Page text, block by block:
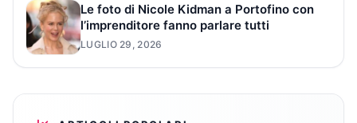
Le foto di Nicole Kidman a Portofino con
l’imprenditore fanno parlare tutti
LUGLIO 29, 2026